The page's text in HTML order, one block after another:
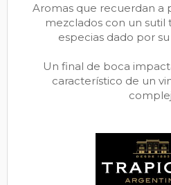
Aromas que recuerdan a
mezclados con un
especias dado por
Un final de boca
característico de un